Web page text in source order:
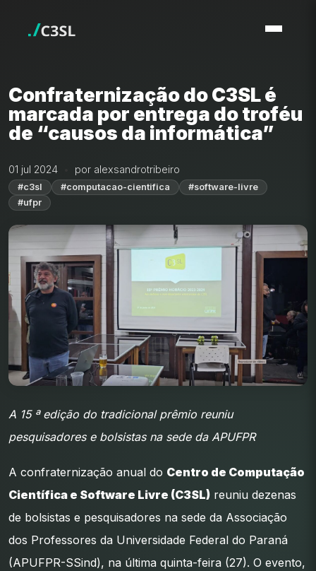
Confraternização do C3SL é
marcada por entrega do troféu
de “causos da informática”
01 jul 2024 por alexsandrotribeiro
#c3sl #computacao-cientifica
#software-livre
#ufpr
A 15 ª edição do tradicional prêmio reuniu
pesquisadores e bolsistas na sede da APUFPR
A confraternização anual do Centro de Computação
Científica e Software Livre (C3SL) reuniu dezenas
de bolsistas e pesquisadores na sede da Associação
dos Professores da Universidade Federal do Paraná
(APUFPR-SSind), na última quinta-feira (27). O evento,